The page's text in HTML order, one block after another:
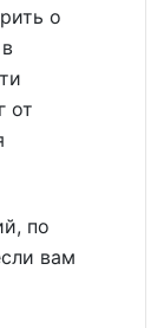
о
от
по
вам